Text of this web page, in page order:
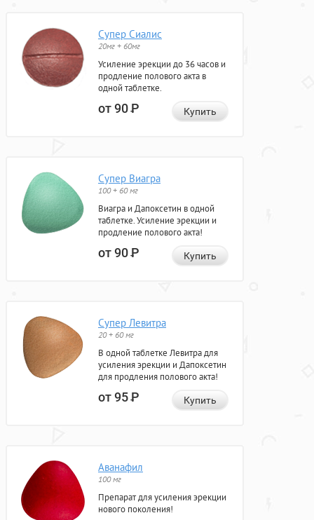
Супер Сиалис
20мг + 60мг
Усиление эрекции до 36 часов и
продление полового акта в
одной таблетке.
от 90Р Купить
Супер Виагра
100 + 60 мг
Виагра и Дапоксетин в одной
таблетке. Усиление эрекции и
продление полового акта!
от 90Р Купить
Супер Левитра
20 + 60 мг
В одной таблетке Левитра для
усиления эрекции и Дапоксетин
для продления полового акта!
от 95Р Купить
Аванафил
100 мг
Препарат для усиления эрекции
нового поколения!